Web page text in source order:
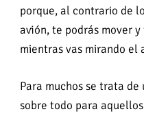
porque, al contrario de
avión, te podrás mover
mientras vas mirando el
Para muchos se trata
sobre todo para